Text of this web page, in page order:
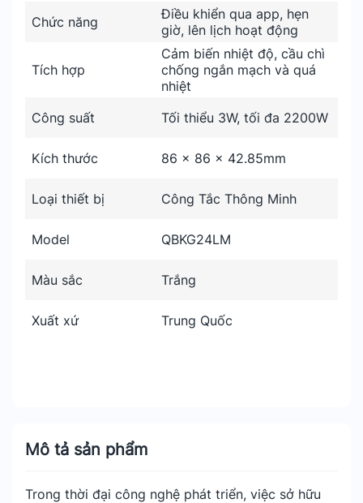
Mô tả sản phẩm
Trong thời đại công nghệ phát triển, việc sở hữu
Chức năng
Điều khiển qua app, hẹn
giờ, lên lịch hoạt động
Tích hợp
Cảm biến nhiệt độ, cầu chì
chống ngắn mạch và quá
nhiệt
Công suất
Tối thiểu 3W, tối đa 2200W
Kích thước 86 x 86 x 42.85mm
Loại thiết bị Công Tắc Thông Minh
Model QBKG24LM
Màu sắc Trắng
Xuất xứ Trung Quốc